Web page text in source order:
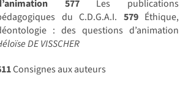
577Les publications
du C.D.G.A.I. 579Éthique,
: des questions d’animation
DE VISSCHER
Consignes aux auteurs